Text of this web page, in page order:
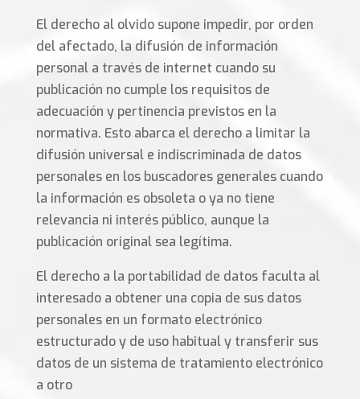
El derecho al olvido supone impedir, por orden
del afectado, la difusión de información
personal a través de internet cuando su
publicación no cumple los requisitos de
adecuación y pertinencia previstos en la
normativa. Esto abarca el derecho a limitar la
difusión universal e indiscriminada de datos
personales en los buscadores generales cuando
la información es obsoleta o ya no tiene
relevancia ni interés público, aunque la
publicación original sea legítima.
El derecho a la portabilidad de datos faculta al
interesado a obtener una copia de sus datos
personales en un formato electrónico
estructurado y de uso habitual y transferir sus
datos de un sistema de tratamiento electrónico
a otro